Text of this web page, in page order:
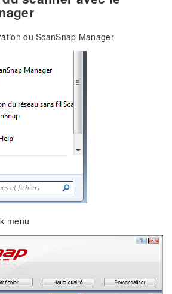
du ScanSnap Manager
menu